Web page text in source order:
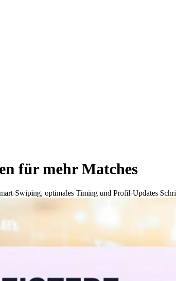
für mehr Matches
Swiping, optimales Timing und Profil-Updates